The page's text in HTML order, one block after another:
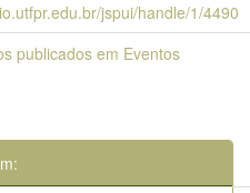
jspui/handle/1/4490
publicados em Eventos